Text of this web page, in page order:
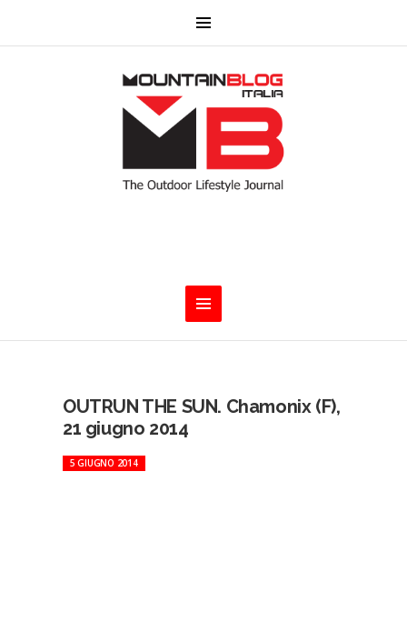
OUTRUN THE SUN. Chamonix (F),
21 giugno 2014
5 GIUGNO 2014